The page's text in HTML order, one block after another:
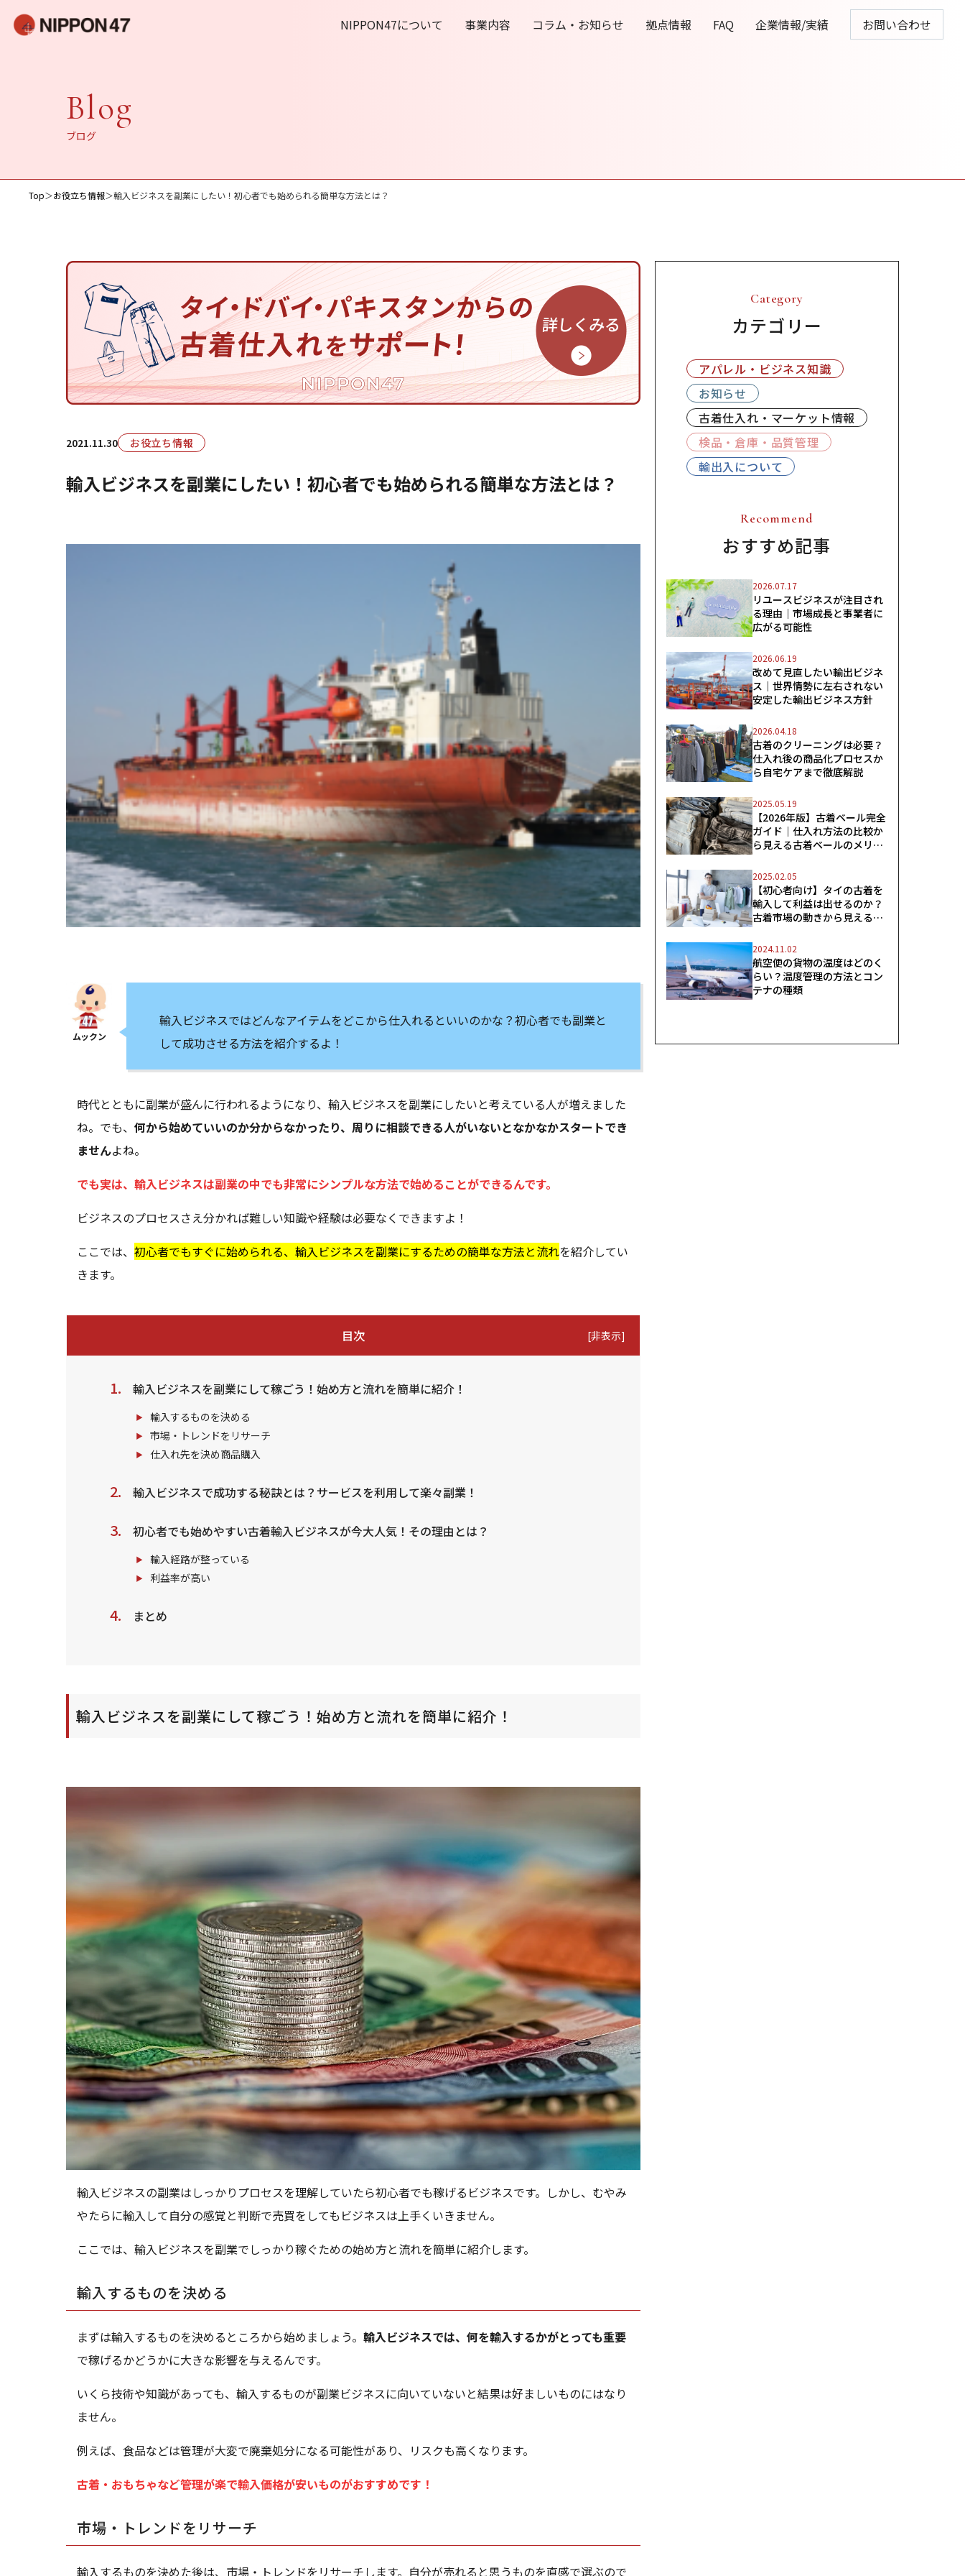
NIPPON47について 事業内容 コラム・お知らせ 拠点情報 FAQ 企業情報/実績 お問い合わせ
Blog
ブログ
Top＞お役立ち情報＞輸入ビジネスを副業にしたい！初心者でも始められる簡単な方法とは？
2021.11.30 お役立ち情報
輸入ビジネスを副業にしたい！初心者でも始められる簡単な方法とは？
輸入ビジネスではどんなアイテムをどこから仕入れるといいのかな？初心者でも副業と
して成功させる方法を紹介するよ！
時代とともに副業が盛んに行われるようになり、輸入ビジネスを副業にしたいと考えている人が増えました
ね。でも、 何から始めていいのか分からなかったり、周りに相談できる人がいないとなかなかスタートでき
ませんよね。
でも実は、輸入ビジネスは副業の中でも非常にシンプルな方法で始めることができるんです。
ビジネスのプロセスさえ分かれば難しい知識や経験は必要なくできますよ！
ここでは、 初心者でもすぐに始められる、輸入ビジネスを副業にするための簡単な方法と流れを紹介してい
きます。
目次 [非表示]
輸入ビジネスを副業にして稼ごう！始め方と流れを簡単に紹介！
輸入するものを決める
市場・トレンドをリサーチ
仕入れ先を決め商品購入
輸入ビジネスで成功する秘訣とは？サービスを利用して楽々副業！
初心者でも始めやすい古着輸入ビジネスが今大人気！その理由とは？
輸入経路が整っている
利益率が高い
まとめ
輸入ビジネスを副業にして稼ごう！始め方と流れを簡単に紹介！
輸入ビジネスの副業はしっかりプロセスを理解していたら初心者でも稼げるビジネスです。しかし、むやみ
やたらに輸入して自分の感覚と判断で売買をしてもビジネスは上手くいきません。
ここでは、輸入ビジネスを副業でしっかり稼ぐための始め方と流れを簡単に紹介します。
輸入するものを決める
まずは輸入するものを決めるところから始めましょう。 輸入ビジネスでは、何を輸入するかがとっても重要
で稼げるかどうかに大きな影響を与えるんです。
いくら技術や知識があっても、輸入するものが副業ビジネスに向いていないと結果は好ましいものにはなり
ません。
例えば、食品などは管理が大変で廃棄処分になる可能性があり、リスクも高くなります。
古着・おもちゃなど管理が楽で輸入価格が安いものがおすすめです！
市場・トレンドをリサーチ
輸入するものを決めた後は、市場・トレンドをリサーチします。自分が売れると思うものを直感で選ぶので
Category
カテゴリー
アパレル・ビジネス知識
お知らせ
古着仕入れ・マーケット情報
検品・倉庫・品質管理
輸出入について
Recommend
おすすめ記事
2026.07.17
リユースビジネスが注目され
る理由｜市場成長と事業者に
広がる可能性
2026.06.19
改めて見直したい輸出ビジネ
ス｜世界情勢に左右されない
安定した輸出ビジネス方針
2026.04.18
古着のクリーニングは必要？
仕入れ後の商品化プロセスか
ら自宅ケアまで徹底解説
2025.05.19
【2026年版】古着ベール完全
ガイド｜仕入れ方法の比較か
ら見える古着ベールのメリッ
2025.02.05
【初心者向け】タイの古着を
輸入して利益は出せるのか？
古着市場の動きから見えるス
2024.11.02
航空便の貨物の温度はどのく
らい？温度管理の方法とコン
テナの種類